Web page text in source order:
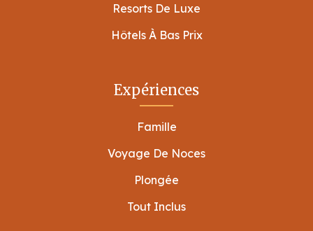
Resorts De Luxe
Hôtels À Bas Prix
Expériences
Famille
Voyage De Noces
Plongée
Tout Inclus